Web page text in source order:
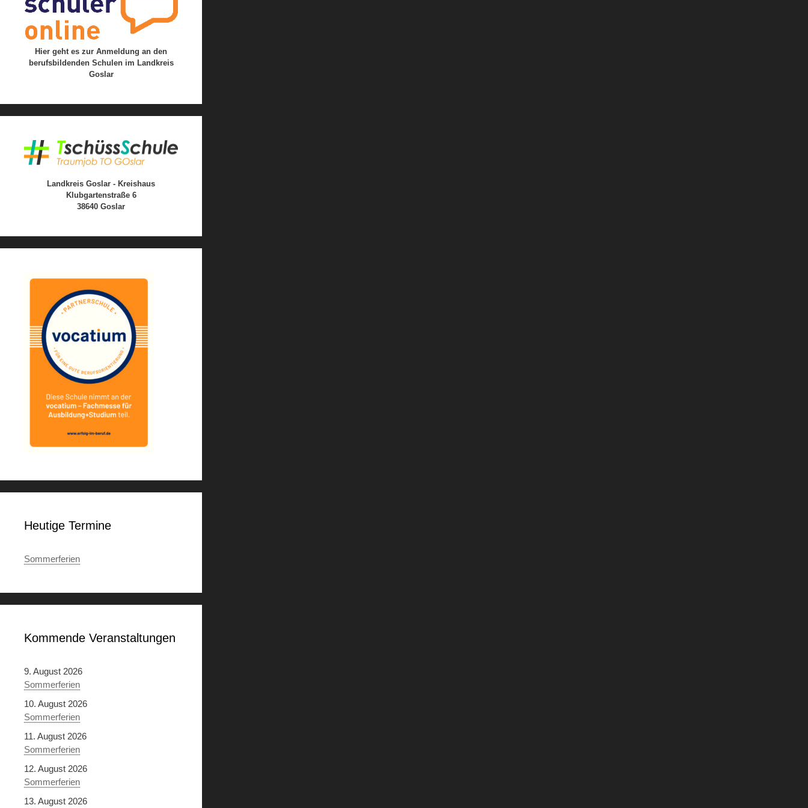
Hier geht es zur Anmeldung an den
berufsbildenden Schulen im Landkreis
Goslar
Landkreis Goslar - Kreishaus
Klubgartenstraße 6
38640 Goslar
Heutige Termine
Sommerferien
Kommende Veranstaltungen
9. August 2026
Sommerferien
10. August 2026
Sommerferien
11. August 2026
Sommerferien
12. August 2026
Sommerferien
13. August 2026